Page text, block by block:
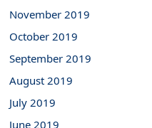
November 2019
October 2019
September 2019
August 2019
July 2019
June 2019